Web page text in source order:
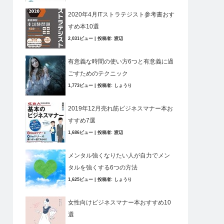
2020年4月ITストラテジスト参考書おす
すめ本10選
2,031ビュー 投稿者: 渡辺
有意義な時間の使い方6つと有意義に過
ごすためのテクニック
1,773ビュー 投稿者: しょうり
2019年12月売れ筋ビジネスマナー本お
すすめ7選
1,686ビュー 投稿者: 渡辺
メンタル強くなりたい人が自力でメン
タルを強くする6つの方法
1,625ビュー 投稿者: しょうり
女性向けビジネスマナー本おすすめ10
選